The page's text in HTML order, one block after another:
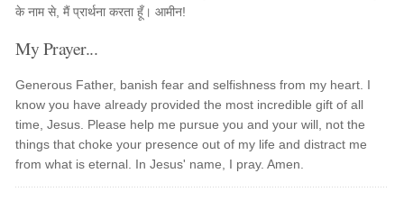
के नाम से, मैं प्रार्थना करता हूँ। आमीन!
My Prayer...
Generous Father, banish fear and selfishness from my heart. I
know you have already provided the most incredible gift of all
time, Jesus. Please help me pursue you and your will, not the
things that choke your presence out of my life and distract me
from what is eternal. In Jesus' name, I pray. Amen.